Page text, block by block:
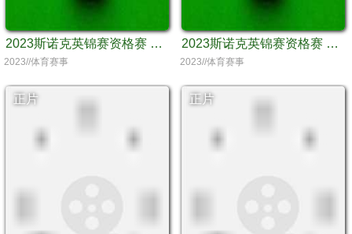
2023斯诺克英锦赛资格赛 范争一VS迈克尔·怀特
2023//体育赛事
2023斯诺克英锦赛资格赛 丁俊晖VS丹尼尔·威尔斯
2023//体育赛事
正片 正片